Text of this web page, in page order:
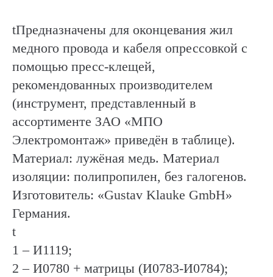
tПредназначены для оконцевания жил
медного провода и кабеля опрессовкой с
помощью пресс-клещей,
рекомендованных производителем
(инструмент, представленный в
ассортименте ЗАО «МПО
Электромонтаж» приведён в таблице).
Материал: лужёная медь. Материал
изоляции: полипропилен, без галогенов.
Изготовитель: «Gustav Klauke GmbH»
Германия.
t
1 – И1119;
2 – И0780 + матрицы (И0783-И0784);